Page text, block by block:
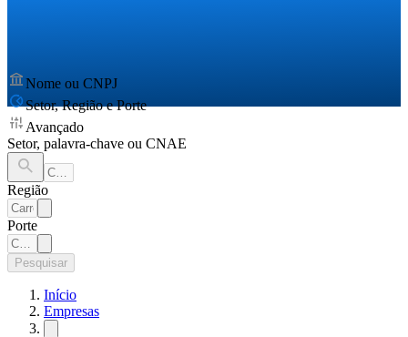
Nome ou CNPJ
Setor, Região e Porte
Avançado
Setor, palavra-chave ou CNAE
Região
Porte
Pesquisar
Início
Empresas